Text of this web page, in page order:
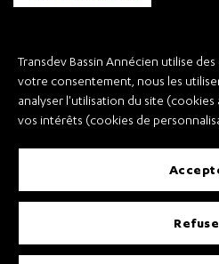
Transdev Bassin Annécien utilise
votre consentement, nous les
analyser l'utilisation du site
vos intérêts (cookies de
Transdev Bassin Annécien
Recrutement
Conditions Générales de
Conditions Générales